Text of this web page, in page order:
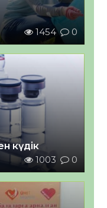
1454 0
күдік
1003 0